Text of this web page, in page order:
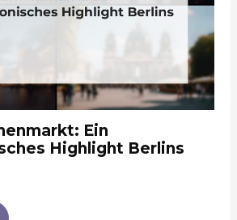
Ein
Highlight Berlins